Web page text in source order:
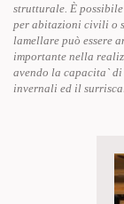
strutturale. È
per abitazioni civili o
lamellare può essere
importante nella
avendo la capacita`
invernali ed il